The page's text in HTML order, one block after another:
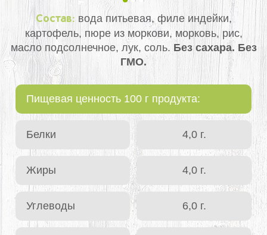
Состав: вода питьевая, филе индейки,
картофель, пюре из моркови, морковь, рис,
масло подсолнечное, лук, соль. Без сахара. Без
ГМО.
Пищевая ценность 100 г продукта:
Белки 4,0 г.
Жиры 4,0 г.
Углеводы 6,0 г.